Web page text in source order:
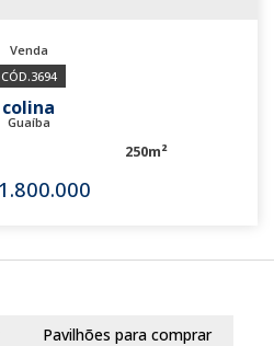
colina
Pavilhões para comprar